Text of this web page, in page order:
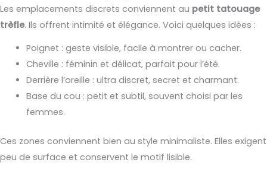
Les emplacements discrets conviennent au petit tatouage
trèfle. Ils offrent intimité et élégance. Voici quelques idées :
Poignet : geste visible, facile à montrer ou cacher.
Cheville : féminin et délicat, parfait pour l’été.
Derrière l’oreille : ultra discret, secret et charmant.
Base du cou : petit et subtil, souvent choisi par les
femmes.
Ces zones conviennent bien au style minimaliste. Elles exigent
peu de surface et conservent le motif lisible.